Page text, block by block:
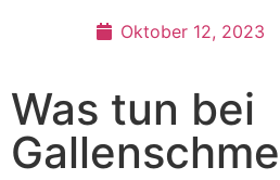
Oktober 12, 2023
Was tun bei